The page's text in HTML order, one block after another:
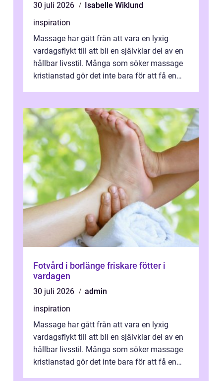
30 juli 2026
Isabelle Wiklund
inspiration
Massage har gått från att vara en lyxig
vardagsflykt till att bli en självklar del av en
hållbar livsstil. Många som söker massage
kristianstad gör det inte bara för att få en
Fotvård i borlänge friskare fötter i
vardagen
30 juli 2026
admin
inspiration
Massage har gått från att vara en lyxig
vardagsflykt till att bli en självklar del av en
hållbar livsstil. Många som söker massage
kristianstad gör det inte bara för att få en